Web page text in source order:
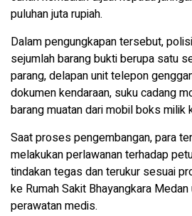
puluhan juta rupiah.
Dalam pengungkapan tersebut,
sejumlah barang bukti berupa satu
parang, delapan unit telepon
dokumen kendaraan, suku cadang
barang muatan dari mobil boks milik
Saat proses pengembangan, para
melakukan perlawanan terhadap
tindakan tegas dan terukur sesuai
ke Rumah Sakit Bhayangkara
perawatan medis.